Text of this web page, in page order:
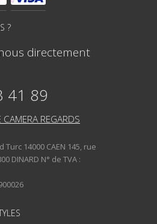
?
directement
41 89
REGARDS
Turc 14000 CAEN 145, rue
DINARD N° de TVA :